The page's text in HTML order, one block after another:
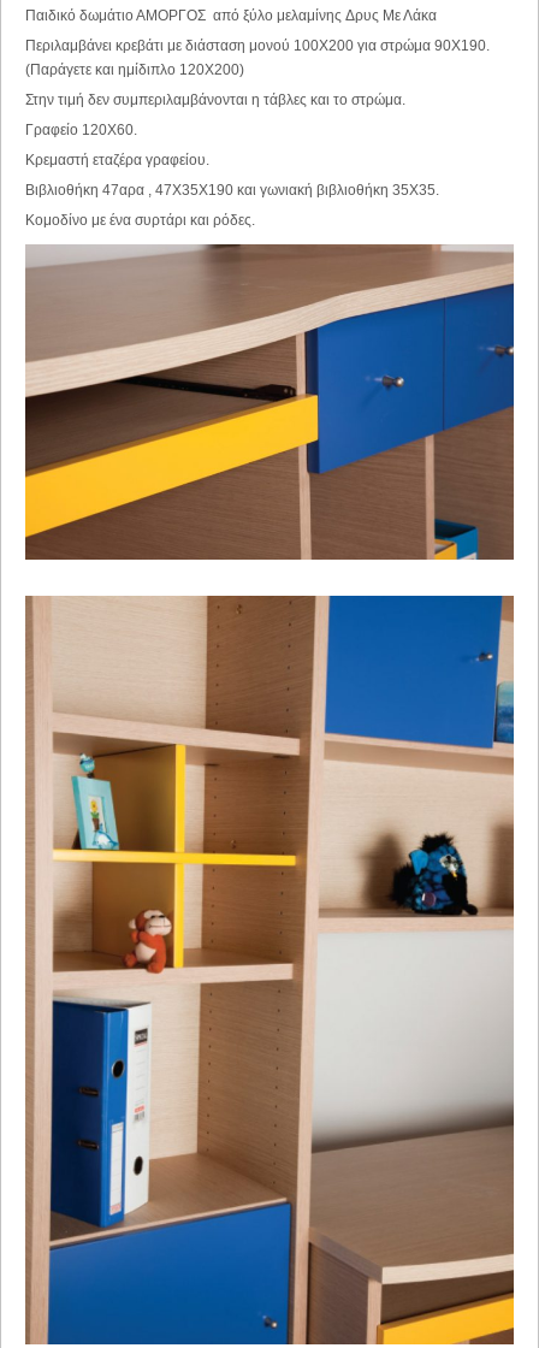
Παιδικό δωμάτιο ΑΜΟΡΓΟΣ από ξύλο μελαμίνης Δρυς Με Λάκα
Περιλαμβάνει κρεβάτι με διάσταση μονού 100Χ200 για στρώμα 90Χ190.
(Παράγετε και ημίδιπλο 120Χ200)
Στην τιμή δεν συμπεριλαμβάνονται η τάβλες και το στρώμα.
Γραφείο 120Χ60.
Κρεμαστή εταζέρα γραφείου.
Βιβλιοθήκη 47αρα , 47Χ35Χ190 και γωνιακή βιβλιοθήκη 35Χ35.
Κομοδίνο με ένα συρτάρι και ρόδες.